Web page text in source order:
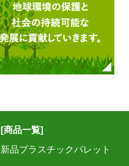
[商品一覧]
新品プラスチックパレット